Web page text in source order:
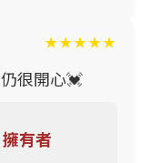
★★★★★
很開心💓
有者